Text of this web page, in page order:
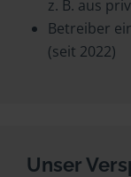
z. B. aus
Betreiber
(seit 2022)
Unser